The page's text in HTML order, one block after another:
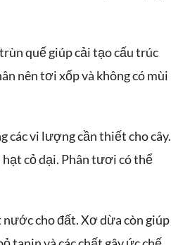
quế giúp cải tạo cấu trúc
nên tơi xốp và không có mùi
các vi lượng cần thiết cho cây.
cỏ dại. Phân tươi có thể
cho đất. Xơ dừa còn giúp